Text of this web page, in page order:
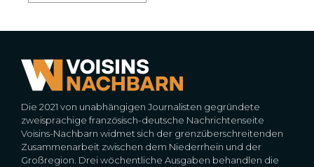
Die 2021 von unabhängigen Journalisten gegründete
zweisprachige französisch-deutsche Nachrichtenseite
Voisins-Nachbarn widmet sich der grenzüberschreitenden
Zusammenarbeit zwischen dem Niederrhein und der
Großregion. Drei wöchentliche Ausgaben behandlen die